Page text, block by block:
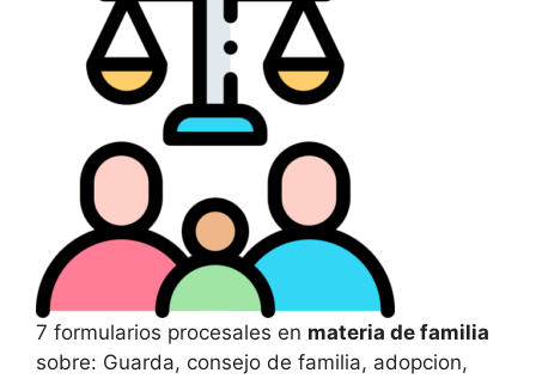
7 formularios procesales en materia de familia
sobre: Guarda, consejo de familia, adopcion,